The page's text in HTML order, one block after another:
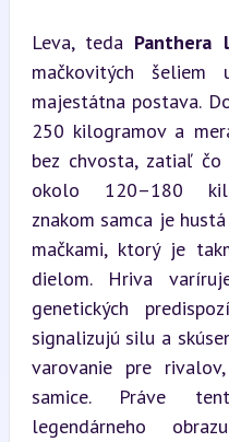
Leva, teda Panthera
mačkovitých
majestátna postava.
250 kilogramov a
bez chvosta, zatiaľ
okolo 120–180
znakom samca je
mačkami, ktorý je
dielom. Hriva
genetických
signalizujú silu a
varovanie pre
samice. Práve
legendárneho